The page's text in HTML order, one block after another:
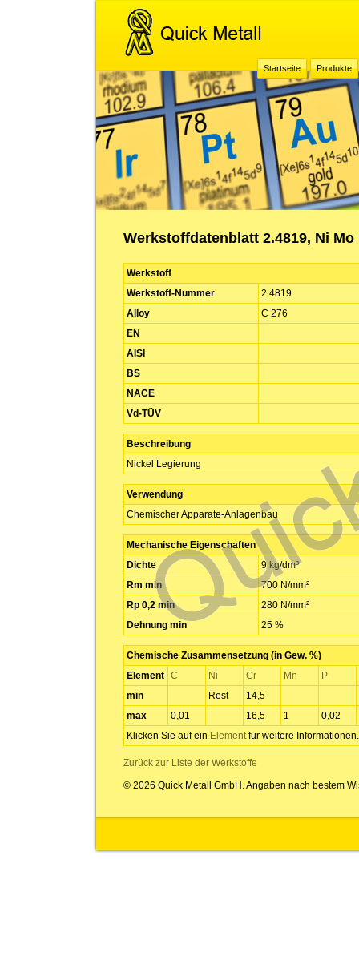
Startseite Produkte
Werkstoffdatenblatt 2.4819, Ni Mo
Werkstoff
Werkstoff-Nummer
2.4819
Alloy
C 276
EN
AISI
BS
NACE
Vd-TÜV
Beschreibung
Nickel Legierung
Verwendung
Chemischer Apparate-Anlagenbau
Mechanische Eigenschaften
Dichte
9 kg/dm³
Rm min
700 N/mm²
Rp 0,2 min
280 N/mm²
Dehnung min
25 %
Chemische Zusammensetzung (in Gew. %)
Element C Ni Cr Mn
P
min
Rest
14,5
max
0,01 16,5 1
0,02
Klicken Sie auf ein Elementfür weitere Informationen.
Zurück zur Liste der Werkstoffe
© 2026 Quick Metall GmbH. Angaben nach bestem